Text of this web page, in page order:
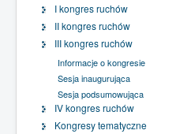
I kongres ruchów
II kongres ruchów
III kongres ruchów
Informacje o kongresie
Sesja inaugurująca
Sesja podsumowująca
IV kongres ruchów
Kongresy tematyczne